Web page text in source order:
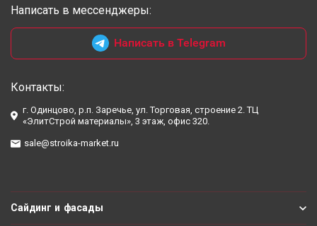
Написать в мессенджеры:
Написать в Telegram
Контакты:
г. Одинцово, р.п. Заречье, ул. Торговая, строение 2. ТЦ
«ЭлитСтрой материалы», 3 этаж, офис 320.
sale@stroika-market.ru
Сайдинг и фасады